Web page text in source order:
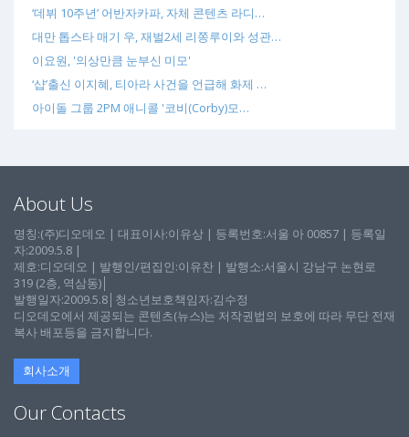
‘데뷔 10주년’ 어반자카파, 자체 콘텐츠 라디…
대만 톱스타 매기 우, 재벌2세 리쫑루이와 성관…
이요원, '의상만큼 눈부신 미모'
‘샵’출신 이지혜, 티아라 사건을 언급해 화제 …
아이돌 그룹 2PM 애니콜 '코비(Corby)모…
About Us
명칭:(주)디오데오 | 대표이사:이유상 | 등록번호:서울 아 00857 | 등록일
자:2009.5.8 |
제호:디오데오 | 발행인/편집인:이유찬 | 발행소:서울시 강남구 논현로
319 (2층, 역삼동)│
발행일자:2009.5.8│청소년보호책임자:김수정
디오데오에서 제공되는 콘텐츠(뉴스)는 저작권법의 보호에 따라 무단 전재
복사 배포등을 금지합니다.
회사소개
Our Contacts